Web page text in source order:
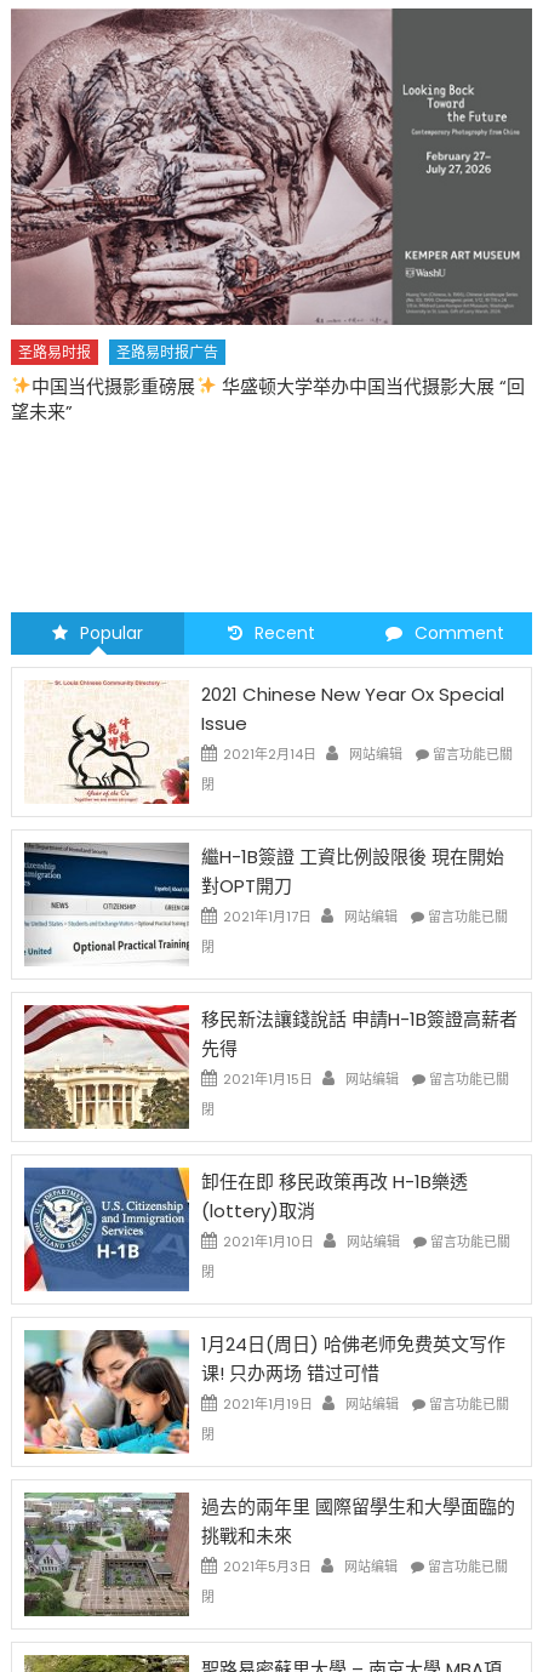
圣路易时报 圣路易时报广告
中国当代摄影重磅展
华盛顿大学举办中国当代摄影大展 “回
望未来”
Popular Recent Comment
2021 Chinese New Year Ox Special
Issue
2021年2月14日 网站编辑
在
New
Ox
Issue〉
留言功能已關
閉
繼H-1B簽證 工資比例設限後 現在開始
對OPT開刀
2021年1月17日 网站编辑
在
1B
證
資
設
後
在
對
OPT
開
中
留言功能已關
閉
移民新法讓錢說話 申請H-1B簽證高薪者
先得
2021年1月15日 网站编辑
在
新
讓
說
請
1B
證
者
先
得〉
留言功能已關
閉
卸任在即 移民政策再改 H-1B樂透
(lottery)取消
2021年1月10日 网站编辑
在
在
移
政
改
1B
透
消〉
中
留言功能已關
閉
1月24日(周日) 哈佛老师免费英文写作
课! 只办两场 错过可惜
2021年1月19日 网站编辑
在
24
(周
哈
师
留言功能已關
閉
過去的兩年里 國際留學生和大學面臨的
挑戰和未來
2021年5月3日 网站编辑
在
的
留言功能已關
閉